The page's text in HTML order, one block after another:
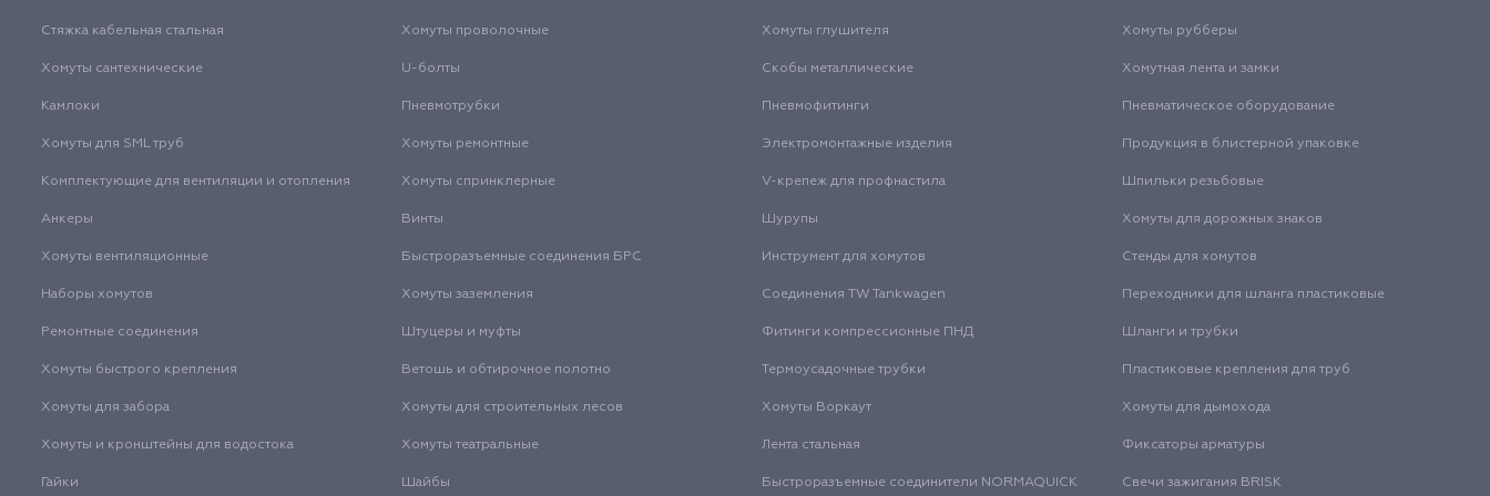
Стяжка кабельная стальная Хомуты проволочные Хомуты глушителя Хомуты рубберы
Хомуты сантехнические U-болты Скобы металлические Хомутная лента и замки
Камлоки Пневмотрубки Пневмофитинги Пневматическое оборудование
Хомуты для SML труб Хомуты ремонтные Электромонтажные изделия Продукция в блистерной упаковке
Комплектующие для вентиляции и отопления Хомуты спринклерные V-крепеж для профнастила Шпильки резьбовые
Анкеры Винты Шурупы Хомуты для дорожных знаков
Хомуты вентиляционные Быстроразъемные соединения БРС Инструмент для хомутов Стенды для хомутов
Наборы хомутов Хомуты заземления Соединения TW Tankwagen Переходники для шланга пластиковые
Ремонтные соединения Штуцеры и муфты Фитинги компрессионные ПНД Шланги и трубки
Хомуты быстрого крепления Ветошь и обтирочное полотно Термоусадочные трубки Пластиковые крепления для труб
Хомуты для забора Хомуты для строительных лесов Хомуты Воркаут Хомуты для дымохода
Хомуты и кронштейны для водостока Хомуты театральные Лента стальная Фиксаторы арматуры
Гайки Шайбы Быстроразъемные соединители NORMAQUICK Свечи зажигания BRISK